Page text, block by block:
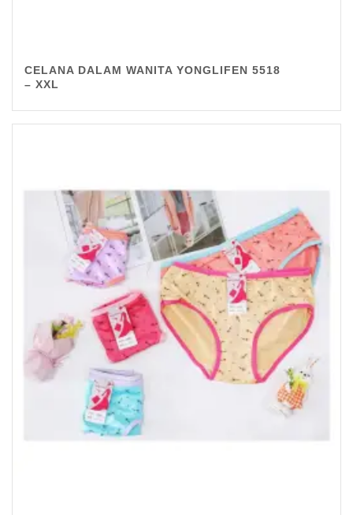
CELANA DALAM WANITA YONGLIFEN 5518
– XXL